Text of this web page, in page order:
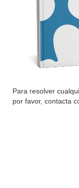
Para resolver
por favor, contacta